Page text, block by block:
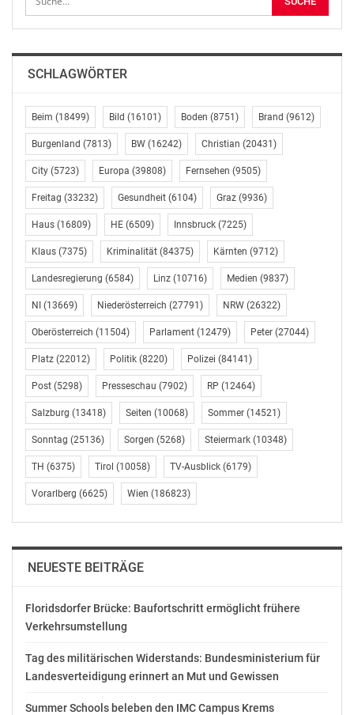
SCHLAGWÖRTER
Beim (18499) Bild (16101) Boden (8751) Brand (9612)
Burgenland (7813) BW (16242) Christian (20431)
City (5723) Europa (39808) Fernsehen (9505)
Freitag (33232) Gesundheit (6104) Graz (9936)
Haus (16809) HE (6509) Innsbruck (7225)
Klaus (7375) Kriminalität (84375) Kärnten (9712)
Landesregierung (6584) Linz (10716) Medien (9837)
NI (13669) Niederösterreich (27791) NRW (26322)
Oberösterreich (11504) Parlament (12479) Peter (27044)
Platz (22012) Politik (8220) Polizei (84141)
Post (5298) Presseschau (7902) RP (12464)
Salzburg (13418) Seiten (10068) Sommer (14521)
Sonntag (25136) Sorgen (5268) Steiermark (10348)
TH (6375) Tirol (10058) TV-Ausblick (6179)
Vorarlberg (6625) Wien (186823)
NEUESTE BEITRÄGE
Floridsdorfer Brücke: Baufortschritt ermöglicht frühere
Verkehrsumstellung
Tag des militärischen Widerstands: Bundesministerium für
Landesverteidigung erinnert an Mut und Gewissen
Summer Schools beleben den IMC Campus Krems